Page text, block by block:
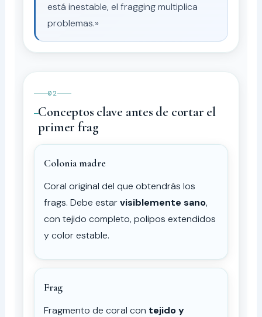
está inestable, el fragging multiplica
problemas.»
02
Conceptos clave antes de cortar el
primer frag
Colonia madre
Coral original del que obtendrás los
frags. Debe estarvisiblemente sano,
con tejido completo, polipos extendidos
y color estable.
Frag
Fragmento de coral con tejido y